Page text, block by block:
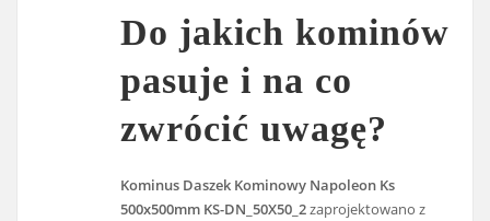
Do jakich kominów
pasuje i na co
zwrócić uwagę?
Kominus Daszek Kominowy Napoleon Ks
500x500mm KS-DN_50X50_2zaprojektowano z